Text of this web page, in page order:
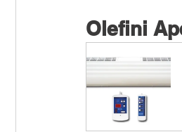
Olefini